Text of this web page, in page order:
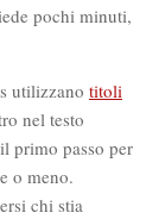
pochi minuti,
utilizzano titoli
nel testo
primo passo per
o meno.
chi stia